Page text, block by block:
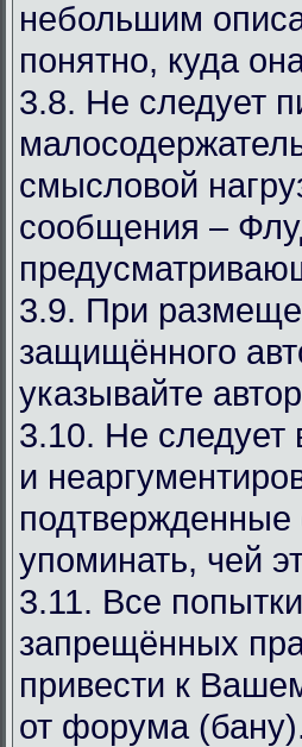
небольшим
понятно, куда
3.8. Не следует
смысловой
сообщения –
3.9. При
защищённого
указывайте
3.10. Не следует
и
упоминать, чей
3.11. Все
запрещённых
привести к
от форума